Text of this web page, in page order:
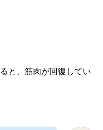
と、筋肉が回復してい